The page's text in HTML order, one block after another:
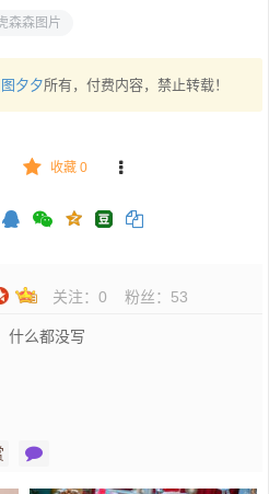
森森图片
图夕夕所有，付费内容，禁止转载！
收藏 0
关注： 0 粉丝： 53
什么都没写